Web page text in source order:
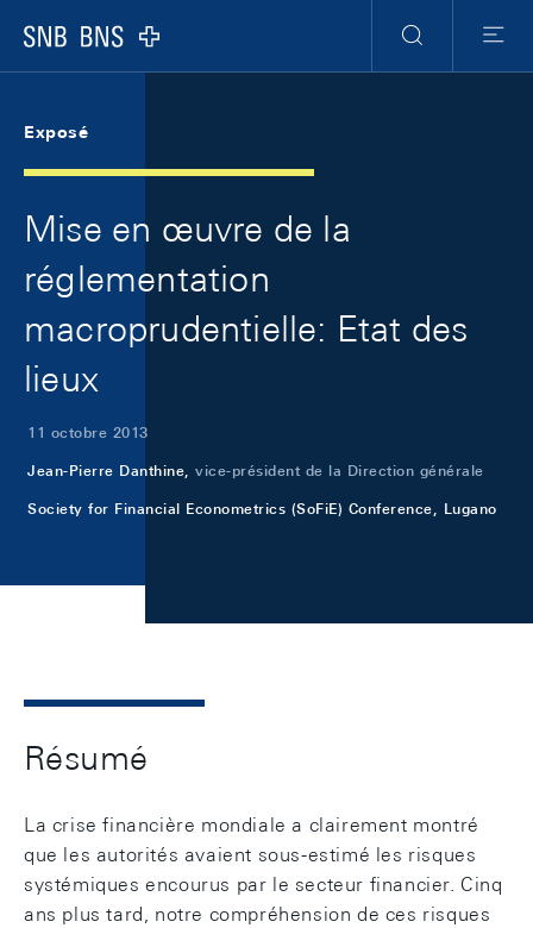
Logo
RechercheMenu
Exposé
Mise en œuvre de la
réglementation
macroprudentielle: Etat des
lieux
11 octobre 2013
Jean-Pierre Danthine, vice-président de la Direction générale
Society for Financial Econometrics (SoFiE) Conference, Lugano
Résumé
La crise financière mondiale a clairement montré
que les autorités avaient sous-estimé les risques
systémiques encourus par le secteur financier. Cinq
ans plus tard, notre compréhension de ces risques